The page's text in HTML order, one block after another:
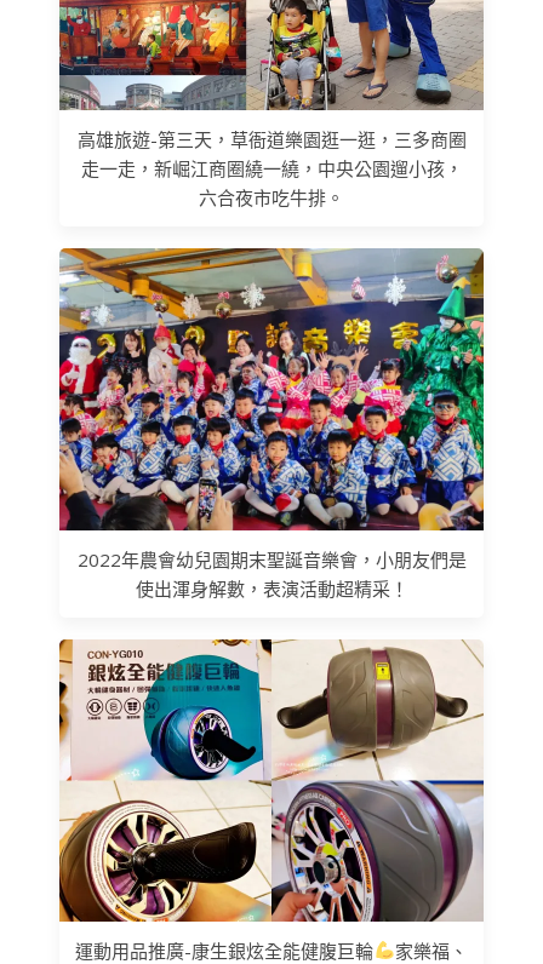
高雄旅遊-第三天，草衙道樂園逛一逛，三多商圈
走一走，新崛江商圈繞一繞，中央公園遛小孩，
六合夜市吃牛排。
2022年農會幼兒園期末聖誕音樂會，小朋友們是
使出渾身解數，表演活動超精采！
運動用品推廣-康生銀炫全能健腹巨輪
家樂福、